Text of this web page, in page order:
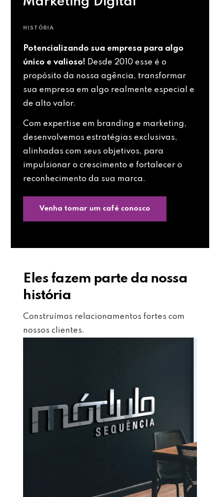
HISTÓRIA
Potencializando sua empresa para algo
único e valioso! Desde 2010 esse é o
propósito da nossa agência, transformar
sua empresa em algo realmente especial e
de alto valor.
Com expertise em branding e marketing,
desenvolvemos estratégias exclusivas,
alinhadas com seus objetivos, para
impulsionar o crescimento e fortalecer o
reconhecimento da sua marca.
Venha tomar um café conosco
Eles fazem parte da nossa
história
Construímos relacionamentos fortes com
nossos clientes.